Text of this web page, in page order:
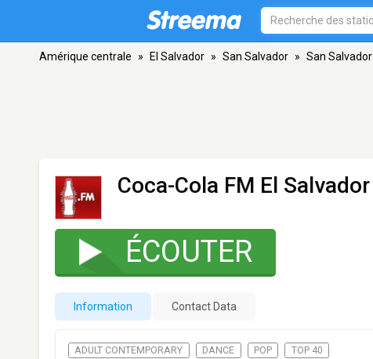
Amérique centrale » El Salvador » San Salvador » San Salvador
Coca-Cola FM El Salvador
ÉCOUTER
Information Contact Data
ADULT CONTEMPORARY DANCE POP TOP 40